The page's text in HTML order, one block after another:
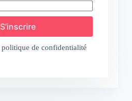
S’inscrire
politique de confidentialité